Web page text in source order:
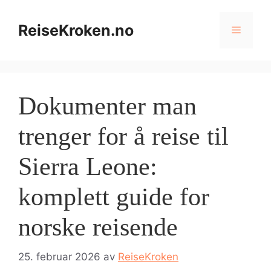
innholdReiseKroken.no Meny
Dokumenter man
trenger for å reise til
Sierra Leone:
komplett guide for
norske reisende
25. februar 2026 av ReiseKroken